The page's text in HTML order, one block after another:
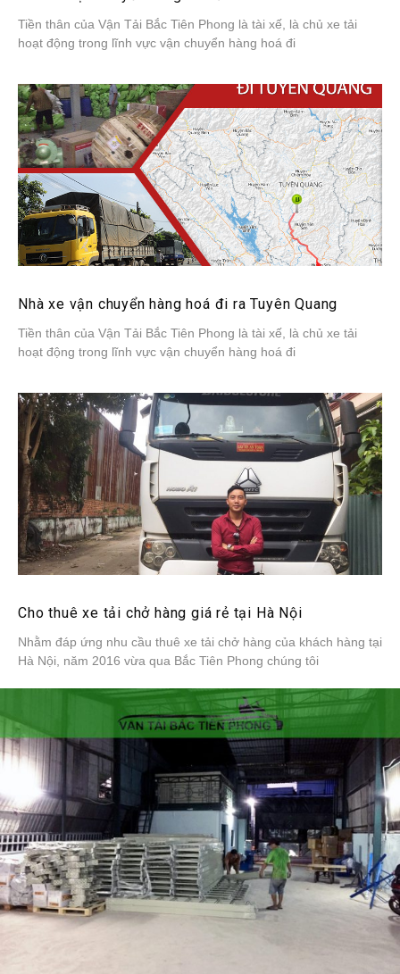
Tiền thân của Vận Tải Bắc Tiên Phong là tài xế, là chủ xe tải
hoạt động trong lĩnh vực vận chuyển hàng hoá đi
Nhà xe vận chuyển hàng hoá đi ra Tuyên Quang
Tiền thân của Vận Tải Bắc Tiên Phong là tài xế, là chủ xe tải
hoạt động trong lĩnh vực vận chuyển hàng hoá đi
Cho thuê xe tải chở hàng giá rẻ tại Hà Nội
Nhằm đáp ứng nhu cầu thuê xe tải chở hàng của khách hàng tại
Hà Nội, năm 2016 vừa qua Bắc Tiên Phong chúng tôi